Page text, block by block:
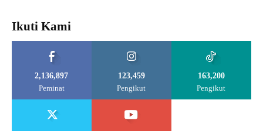
Ikuti Kami
2,136,897
Peminat
123,459
Pengikut
163,200
Pengikut